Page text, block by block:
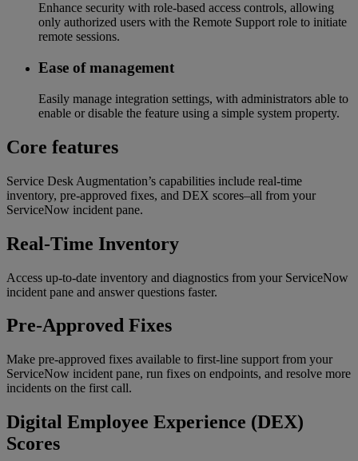
Enhance security with role-based access controls, allowing
only authorized users with the Remote Support role to initiate
remote sessions.
Ease of management
Easily manage integration settings, with administrators able to
enable or disable the feature using a simple system property.
Core features
Service Desk Augmentation’s capabilities include real-time
inventory, pre-approved fixes, and DEX scores–all from your
ServiceNow incident pane.
Real-Time Inventory
Access up-to-date inventory and diagnostics from your ServiceNow
incident pane and answer questions faster.
Pre-Approved Fixes
Make pre-approved fixes available to first-line support from your
ServiceNow incident pane, run fixes on endpoints, and resolve more
incidents on the first call.
Digital Employee Experience (DEX)
Scores